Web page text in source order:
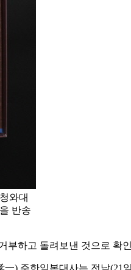
와대
반송
하고 돌려보낸 것으로
) 주한일본대사는 전날(21